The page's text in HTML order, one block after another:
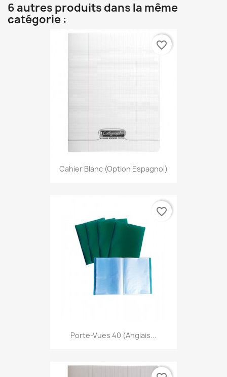
6 autres produits dans la même
catégorie :
Cahier Blanc (option Espagnol)
favorite_border
Porte-Vues 40 (anglais...
favorite_border